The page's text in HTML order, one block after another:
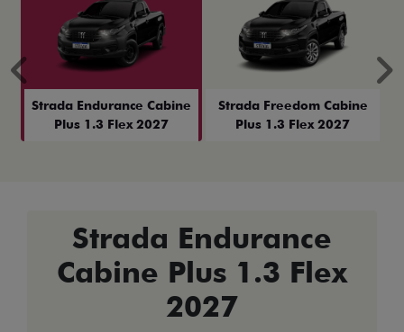
Strada Endurance Cabine
Plus 1.3 Flex 2027
Strada Freedom Cabine
Plus 1.3 Flex 2027
Anterior
Strada Endurance
Cabine Plus 1.3 Flex
2027